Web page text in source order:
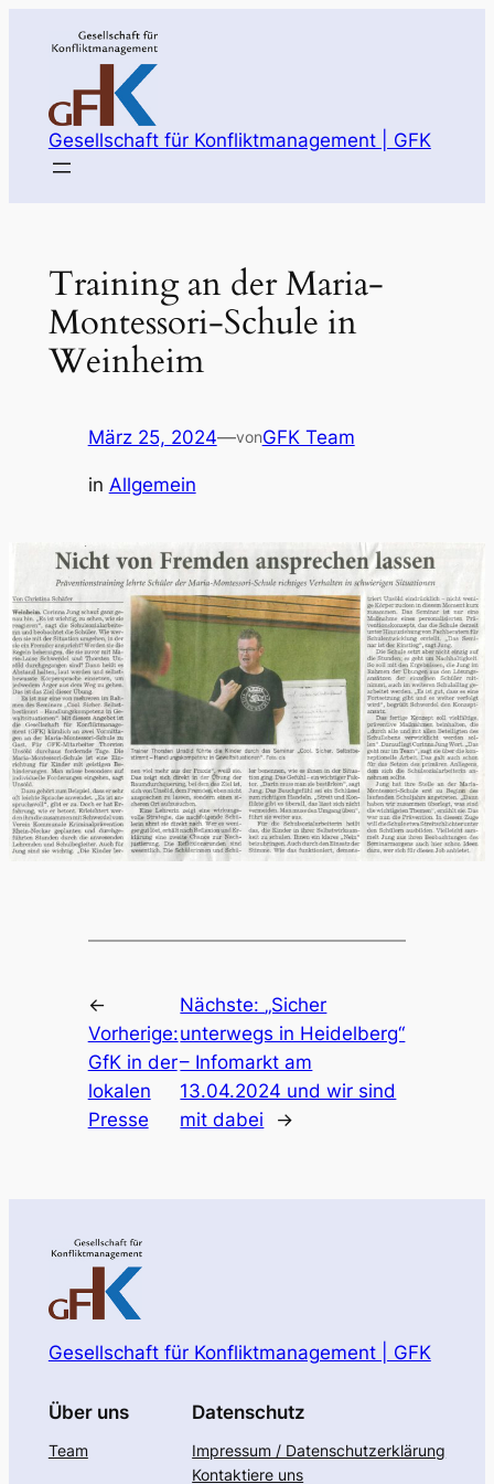
Inhalt
Gesellschaft für Konfliktmanagement | GFK
Training an der Maria-
Montessori-Schule in
Weinheim
März 25, 2024—vonGFK Team
in Allgemein
←
Vorherige:
GfK in der
lokalen
Presse
Nächste: „Sicher
unterwegs in Heidelberg“
– Infomarkt am
13.04.2024 und wir sind
mit dabei
→
Gesellschaft für Konfliktmanagement | GFK
Über uns
Team
Datenschutz
Impressum / Datenschutzerklärung
Kontaktiere uns